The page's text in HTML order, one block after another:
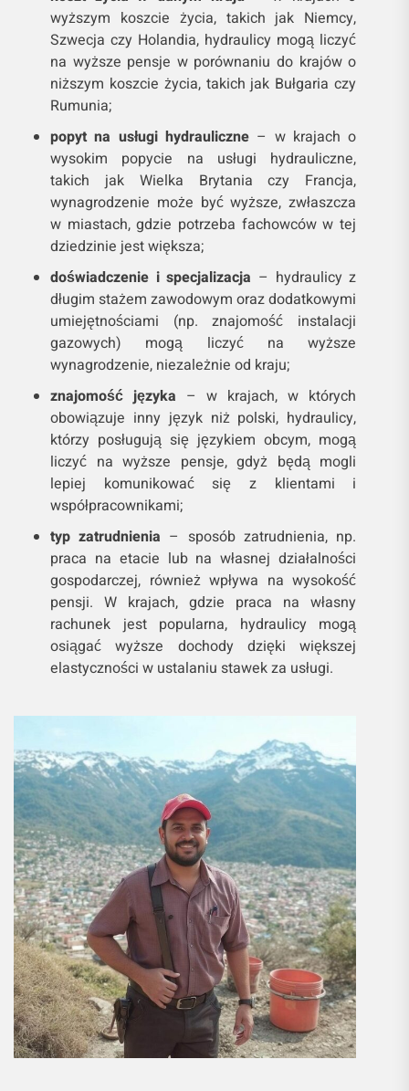
wyższym koszcie życia, takich jak Niemcy,
Szwecja czy Holandia, hydraulicy mogą liczyć
na wyższe pensje w porównaniu do krajów o
niższym koszcie życia, takich jak Bułgaria czy
Rumunia;
popyt na usługi hydrauliczne– w krajach o
wysokim popycie na usługi hydrauliczne,
takich jak Wielka Brytania czy Francja,
wynagrodzenie może być wyższe, zwłaszcza
w miastach, gdzie potrzeba fachowców w tej
dziedzinie jest większa;
doświadczenie i specjalizacja – hydraulicy z
długim stażem zawodowym oraz dodatkowymi
umiejętnościami (np. znajomość instalacji
gazowych) mogą liczyć na wyższe
wynagrodzenie, niezależnie od kraju;
znajomość języka – w krajach, w których
obowiązuje inny język niż polski, hydraulicy,
którzy posługują się językiem obcym, mogą
liczyć na wyższe pensje, gdyż będą mogli
lepiej komunikować się z klientami i
współpracownikami;
typ zatrudnienia – sposób zatrudnienia, np.
praca na etacie lub na własnej działalności
gospodarczej, również wpływa na wysokość
pensji. W krajach, gdzie praca na własny
rachunek jest popularna, hydraulicy mogą
osiągać wyższe dochody dzięki większej
elastyczności w ustalaniu stawek za usługi.